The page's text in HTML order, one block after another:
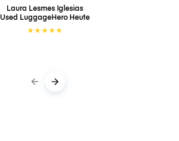
Laura Lesmes Iglesias
Used LuggageHero Heute
★★★★★